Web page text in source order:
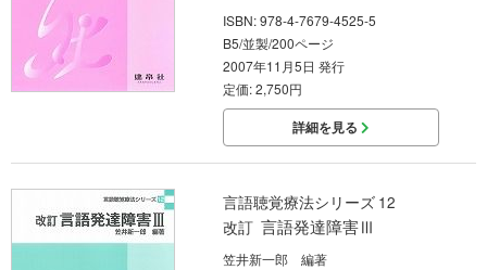
ISBN: 978-4-7679-4525-5
B5/並製/200ページ
2007年11月5日 発行
定価: 2,750円
詳細を見る
言語聴覚療法シリーズ 12
改訂 言語発達障害Ⅲ
笠井新一郎 編著